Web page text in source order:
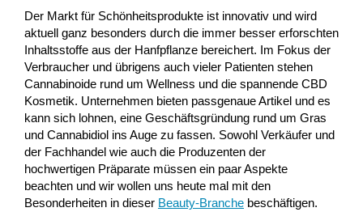
Der Markt für Schönheitsprodukte ist innovativ und wird
aktuell ganz besonders durch die immer besser erforschten
Inhaltsstoffe aus der Hanfpflanze bereichert. Im Fokus der
Verbraucher und übrigens auch vieler Patienten stehen
Cannabinoide rund um Wellness und die spannende CBD
Kosmetik. Unternehmen bieten passgenaue Artikel und es
kann sich lohnen, eine Geschäftsgründung rund um Gras
und Cannabidiol ins Auge zu fassen. Sowohl Verkäufer und
der Fachhandel wie auch die Produzenten der
hochwertigen Präparate müssen ein paar Aspekte
beachten und wir wollen uns heute mal mit den
Besonderheiten in dieser Beauty-Branche beschäftigen.